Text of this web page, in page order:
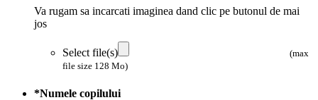
Va rugam sa incarcati imaginea dand clic pe butonul de mai
jos
Select file(s)
(max
file size 128 Mo)
*Numele copilului